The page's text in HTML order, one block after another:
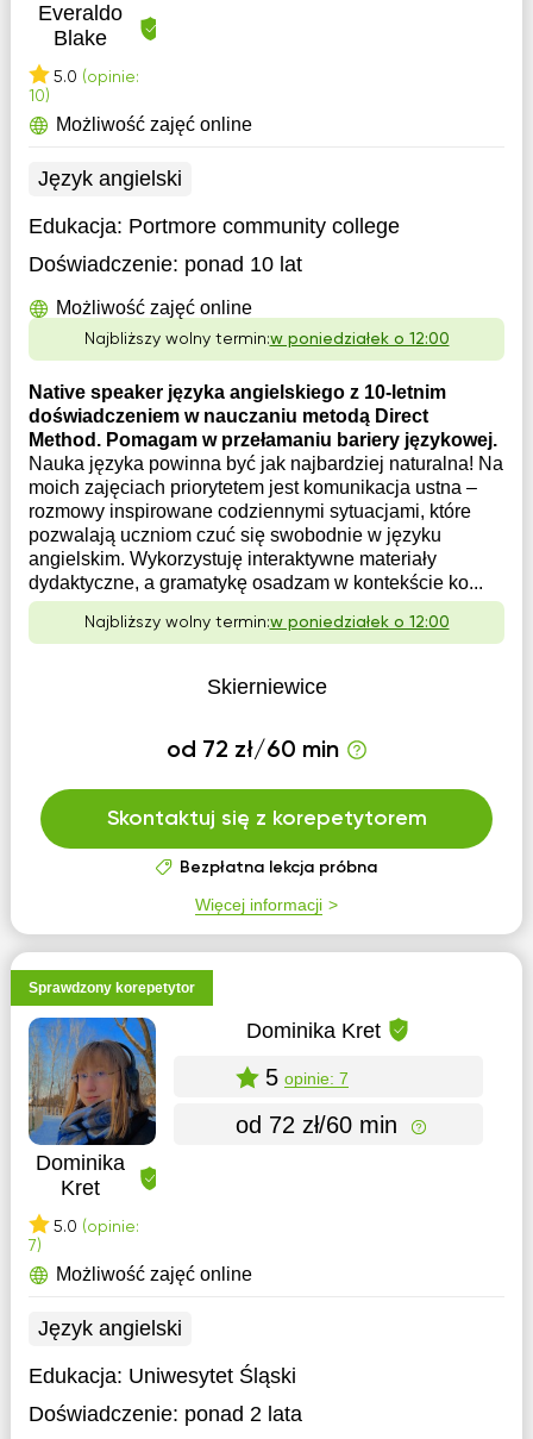
Everaldo
Blake
5.0 (opinie:
10)
Możliwość zajęć online
Język angielski
Edukacja: Portmore community college
Doświadczenie: ponad 10 lat
Możliwość zajęć online
Najbliższy wolny termin:w poniedziałek o 12:00
Native speaker języka angielskiego z 10-letnim
doświadczeniem w nauczaniu metodą Direct
Method. Pomagam w przełamaniu bariery językowej.
Nauka języka powinna być jak najbardziej naturalna! Na
moich zajęciach priorytetem jest komunikacja ustna –
rozmowy inspirowane codziennymi sytuacjami, które
pozwalają uczniom czuć się swobodnie w języku
angielskim. Wykorzystuję interaktywne materiały
dydaktyczne, a gramatykę osadzam w kontekście ko...
Najbliższy wolny termin:w poniedziałek o 12:00
Skierniewice
od 72 zł/60 min
Skontaktuj się z korepetytorem
Bezpłatna lekcja próbna
Więcej informacji
Sprawdzony korepetytor
Dominika
Kret
5.0 (opinie:
7)
Dominika Kret
5 opinie: 7
od 72 zł/60 min
Możliwość zajęć online
Język angielski
Edukacja: Uniwesytet Śląski
Doświadczenie: ponad 2 lata